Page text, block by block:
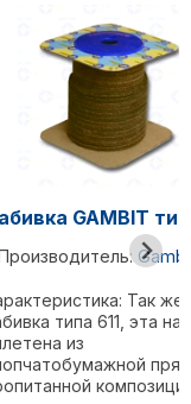
GAMBIT
Так же
типа 611, эта
из